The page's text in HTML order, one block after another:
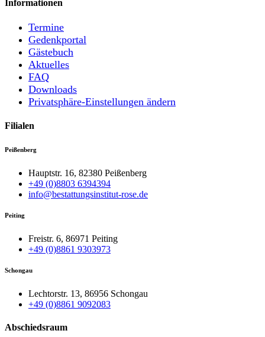
Informationen
Termine
Gedenkportal
Gästebuch
Aktuelles
FAQ
Downloads
Privatsphäre-Einstellungen ändern
Filialen
Peißenberg
Hauptstr. 16, 82380 Peißenberg
+49 (0)8803 6394394
info@bestattungsinstitut-rose.de
Peiting
Freistr. 6, 86971 Peiting
+49 (0)8861 9303973
Schongau
Lechtorstr. 13, 86956 Schongau
+49 (0)8861 9092083
Abschiedsraum